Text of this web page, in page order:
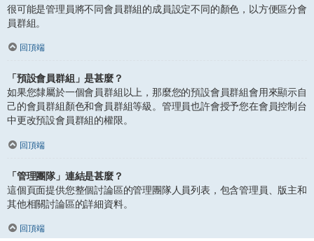
很可能是管理員將不同會員群組的成員設定不同的顏色，以方便區分會
員群組。
回頂端
「預設會員群組」是甚麼？
如果您隸屬於一個會員群組以上，那麼您的預設會員群組會用來顯示自
己的會員群組顏色和會員群組等級。管理員也許會授予您在會員控制台
中更改預設會員群組的權限。
回頂端
「管理團隊」連結是甚麼？
這個頁面提供您整個討論區的管理團隊人員列表，包含管理員、版主和
其他相關討論區的詳細資料。
回頂端